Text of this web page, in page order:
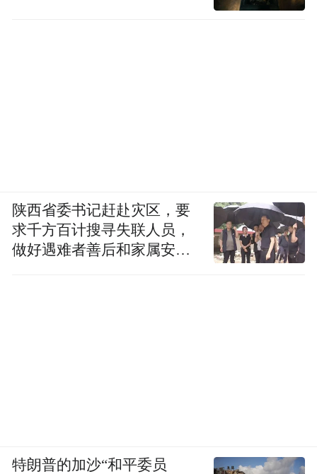
陕西省委书记赶赴灾区，要
求千方百计搜寻失联人员，
做好遇难者善后和家属安抚
特朗普的加沙“和平委员